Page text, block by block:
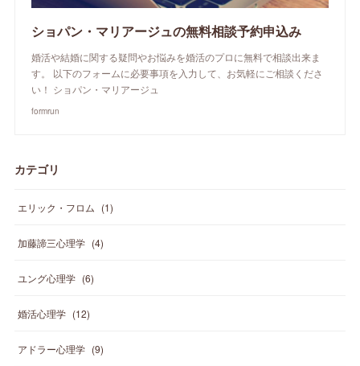
ショパン・マリアージュの無料相談予約申込み
婚活や結婚に関する疑問やお悩みを婚活のプロに無料で相談出来ま
す。 以下のフォームに必要事項を入力して、お気軽にご相談くださ
い！ ショパン・マリアージュ
formrun
カテゴリ
エリック・フロム (1)
加藤諦三心理学 (4)
ユング心理学 (6)
婚活心理学 (12)
アドラー心理学 (9)